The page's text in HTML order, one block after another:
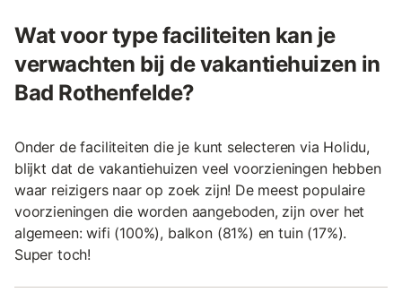
Wat voor type faciliteiten kan je
verwachten bij de vakantiehuizen in
Bad Rothenfelde?
Onder de faciliteiten die je kunt selecteren via Holidu,
blijkt dat de vakantiehuizen veel voorzieningen hebben
waar reizigers naar op zoek zijn! De meest populaire
voorzieningen die worden aangeboden, zijn over het
algemeen: wifi (100%), balkon (81%) en tuin (17%).
Super toch!